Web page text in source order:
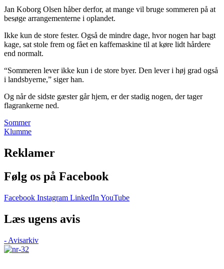
Jan Koborg Olsen håber derfor, at mange vil bruge sommeren på at
besøge arrangementerne i oplandet.
Ikke kun de store fester. Også de mindre dage, hvor nogen har bagt
kage, sat stole frem og fået en kaffemaskine til at køre lidt hårdere
end normalt.
“Sommeren lever ikke kun i de store byer. Den lever i høj grad også
i landsbyerne,” siger han.
Og når de sidste gæster går hjem, er der stadig nogen, der tager
flagrankerne ned.
Sommer
Klumme
Reklamer
Følg os på Facebook
Facebook Instagram LinkedIn YouTube
Læs ugens avis
- Avisarkiv